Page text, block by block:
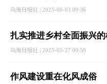
乌海日报社 | 2025-06-03 09:36
扎实推进乡村全面振兴
乌海日报社 | 2025-05-27 09:50
作风建设重在化风成俗